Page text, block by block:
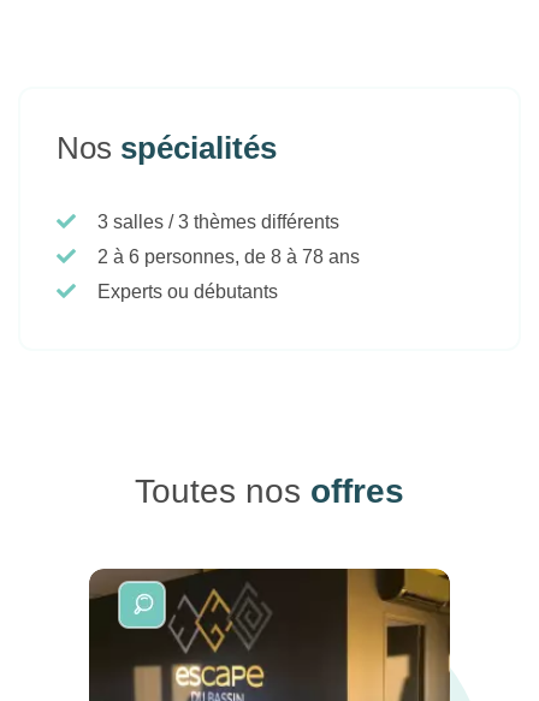
Nos spécialités
3 salles / 3 thèmes différents
2 à 6 personnes, de 8 à 78 ans
Experts ou débutants
Toutes nos offres